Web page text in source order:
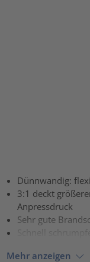
Dünnwandig:
3:1 deckt
Anpressdruck
Sehr gute
Schnell
Mehr anzeigen